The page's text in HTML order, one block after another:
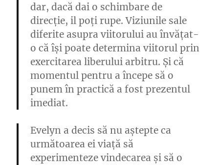
dar, dacă dai o schimbare de
direcție, il poți rupe. Viziunile sale
diferite asupra viitorului au învățat-
o că își poate determina viitorul prin
exercitarea liberului arbitru. Și că
momentul pentru a începe să o
punem în practică a fost prezentul
imediat.
Evelyn a decis să nu aștepte ca
următoarea ei viață să
experimenteze vindecarea și să o